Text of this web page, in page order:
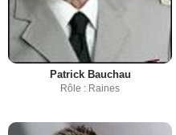
Patrick Bauchau
Rôle : Raines